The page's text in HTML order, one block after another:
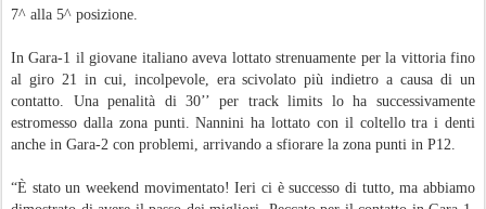
7^ alla 5^ posizione.
In Gara-1 il giovane italiano aveva lottato strenuamente per la vittoria fino
al giro 21 in cui, incolpevole, era scivolato più indietro a causa di un
contatto. Una penalità di 30’’ per track limits lo ha successivamente
estromesso dalla zona punti. Nannini ha lottato con il coltello tra i denti
anche in Gara-2 con problemi, arrivando a sfiorare la zona punti in P12.
“È stato un weekend movimentato! Ieri ci è successo di tutto, ma abbiamo